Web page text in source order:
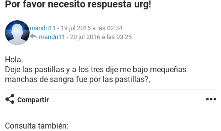
NUTRICIÓN
BIENESTAR
Por favor necesito respuesta urg!
mandn11 - 19 jul 2016 a las 02:34
mandn11 - 20 jul 2016 a las 03:25
Hola,
Deje las pastillas y a los tres dije me bajo mequeñas
manchas de sangra fue por las pastillas?,
Compartir
Consulta también: